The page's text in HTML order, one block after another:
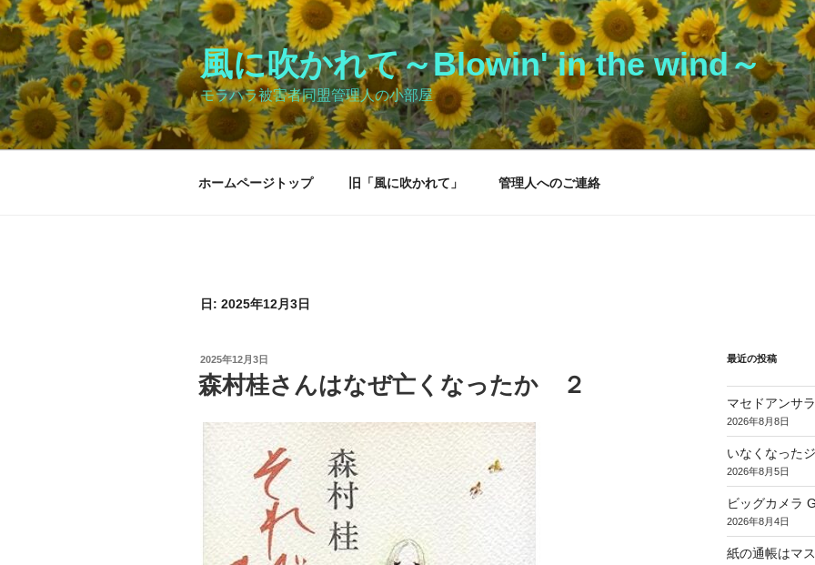
コ
ン
テ
ン
ツ
へ
ス
風に吹かれて～Blowin' in the wind～
モラハラ被害者同盟管理人の小部屋
ホームページトップ 旧「風に吹かれて」 管理人へのご連絡
日: 2025年12月3日
投
稿
日:
2025年12月3日
森村桂さんはなぜ亡くなったか ２
最近の投稿
マセドアンサ
2026年8月8日
いなくなった
2026年8月5日
ビッグカメラ
2026年8月4日
紙の通帳はマ